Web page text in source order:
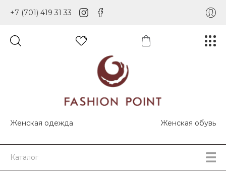
+7 (701) 419 31 33
Женская одежда Женская обувь
Каталог